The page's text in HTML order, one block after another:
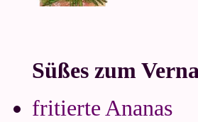
Süßes zum
fritierte Ananas